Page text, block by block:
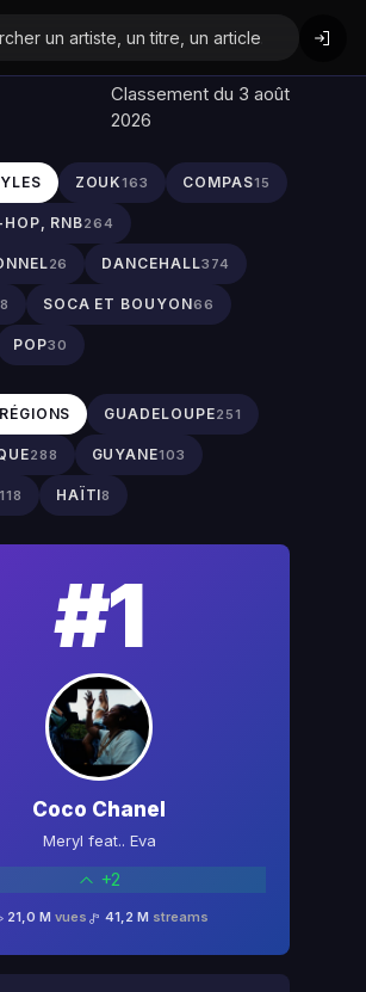
Classement du 3 août
2026
ZOUK163 COMPAS15
RNB264
26 DANCEHALL374
SOCA ET BOUYON66
POP30
GUADELOUPE251
288 GUYANE103
118 HAÏTI8
#1
Coco Chanel
Meryl feat.. Eva
+2
21,0 M vues 41,2 M streams